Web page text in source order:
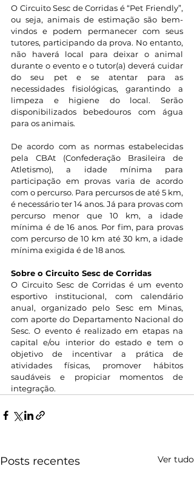
O Circuito Sesc de Corridas é “Pet Friendly”,
ou seja, animais de estimação são bem-
vindos e podem permanecer com seus
tutores, participando da prova. No entanto,
não haverá local para deixar o animal
durante o evento e o tutor(a) deverá cuidar
do seu pet e se atentar para as
necessidades fisiológicas, garantindo a
limpeza e higiene do local. Serão
disponibilizados bebedouros com água
para os animais.
De acordo com as normas estabelecidas
pela CBAt (Confederação Brasileira de
Atletismo), a idade mínima para
participação em provas varia de acordo
com o percurso. Para percursos de até 5 km,
é necessário ter 14 anos. Já para provas com
percurso menor que 10 km, a idade
mínima é de 16 anos. Por fim, para provas
com percurso de 10 km até 30 km, a idade
mínima exigida é de 18 anos.
Sobre o Circuito Sesc de Corridas
O Circuito Sesc de Corridas é um evento
esportivo institucional, com calendário
anual, organizado pelo Sesc em Minas,
com aporte do Departamento Nacional do
Sesc. O evento é realizado em etapas na
capital e/ou interior do estado e tem o
objetivo de incentivar a prática de
atividades físicas, promover hábitos
saudáveis e propiciar momentos de
integração.
Posts recentes Ver tudo